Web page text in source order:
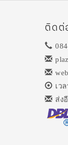
ติดต่
เว
ส่ง